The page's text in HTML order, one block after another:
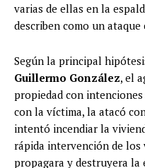
varias de ellas en la
describen como un
Según la principal
Guillermo González, el
propiedad con
con la víctima, la atacó
intentó incendiar la
rápida intervención de los
propagara y destruyera la